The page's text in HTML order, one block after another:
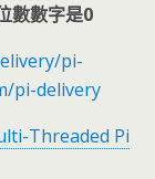
數數字是0
pi-
pi-delivery
Threaded Pi